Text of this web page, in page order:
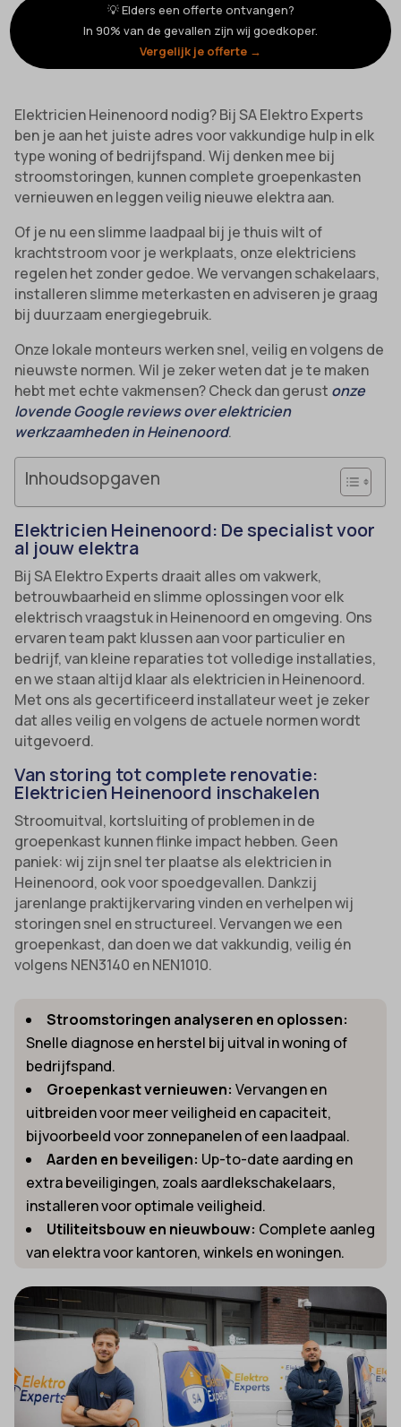
💡 Elders een offerte ontvangen?
In 90% van de gevallen zijn wij goedkoper.
Vergelijk je offerte →
Elektricien Heinenoord nodig? Bij SA Elektro Experts
ben je aan het juiste adres voor vakkundige hulp in elk
type woning of bedrijfspand. Wij denken mee bij
stroomstoringen, kunnen complete groepenkasten
vernieuwen en leggen veilig nieuwe elektra aan.
Of je nu een slimme laadpaal bij je thuis wilt of
krachtstroom voor je werkplaats, onze elektriciens
regelen het zonder gedoe. We vervangen schakelaars,
installeren slimme meterkasten en adviseren je graag
bij duurzaam energiegebruik.
Onze lokale monteurs werken snel, veilig en volgens de
nieuwste normen. Wil je zeker weten dat je te maken
hebt met echte vakmensen? Check dan gerust onze
lovende Google reviews over elektricien
werkzaamheden in Heinenoord.
Inhoudsopgaven
Elektricien Heinenoord: De specialist voor
al jouw elektra
Bij SA Elektro Experts draait alles om vakwerk,
betrouwbaarheid en slimme oplossingen voor elk
elektrisch vraagstuk in Heinenoord en omgeving. Ons
ervaren team pakt klussen aan voor particulier en
bedrijf, van kleine reparaties tot volledige installaties,
en we staan altijd klaar als elektricien in Heinenoord.
Met ons als gecertificeerd installateur weet je zeker
dat alles veilig en volgens de actuele normen wordt
uitgevoerd.
Van storing tot complete renovatie:
Elektricien Heinenoord inschakelen
Stroomuitval, kortsluiting of problemen in de
groepenkast kunnen flinke impact hebben. Geen
paniek: wij zijn snel ter plaatse als elektricien in
Heinenoord, ook voor spoedgevallen. Dankzij
jarenlange praktijkervaring vinden en verhelpen wij
storingen snel en structureel. Vervangen we een
groepenkast, dan doen we dat vakkundig, veilig én
volgens NEN3140 en NEN1010.
Stroomstoringen analyseren en oplossen:
Snelle diagnose en herstel bij uitval in woning of
bedrijfspand.
Groepenkast vernieuwen: Vervangen en
uitbreiden voor meer veiligheid en capaciteit,
bijvoorbeeld voor zonnepanelen of een laadpaal.
Aarden en beveiligen: Up-to-date aarding en
extra beveiligingen, zoals aardlekschakelaars,
installeren voor optimale veiligheid.
Utiliteitsbouw en nieuwbouw: Complete aanleg
van elektra voor kantoren, winkels en woningen.